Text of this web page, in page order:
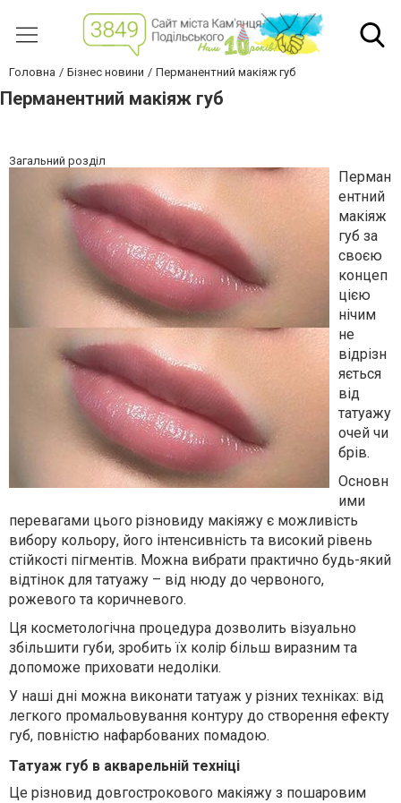
Головна Бізнес новини Перманентний макіяж губ
Перманентний макіяж губ
Загальний розділ
Перман
ентний
макіяж
губ за
своєю
концеп
цією
нічим
не
відрізн
яється
від
татуажу
очей чи
брів.
Основн
ими
перевагами цього різновиду макіяжу є можливість
вибору кольору, його інтенсивність та високий рівень
стійкості пігментів. Можна вибрати практично будь-який
відтінок для татуажу – від нюду до червоного,
рожевого та коричневого.
Ця косметологічна процедура дозволить візуально
збільшити губи, зробить їх колір більш виразним та
допоможе приховати недоліки.
У наші дні можна виконати татуаж у різних техніках: від
легкого промальовування контуру до створення ефекту
губ, повністю нафарбованих помадою.
Татуаж губ в акварельній техніці
Це різновид довгострокового макіяжу з пошаровим